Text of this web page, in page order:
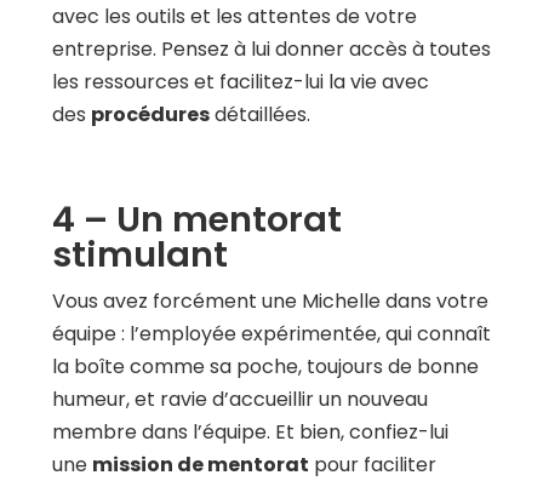
avec les outils et les attentes de votre
entreprise. Pensez à lui donner accès à toutes
les ressources et facilitez-lui la vie avec
des procéduresdétaillées.
4 – Un mentorat
stimulant
Vous avez forcément une Michelle dans votre
équipe : l’employée expérimentée, qui connaît
la boîte comme sa poche, toujours de bonne
humeur, et ravie d’accueillir un nouveau
membre dans l’équipe. Et bien, confiez-lui
une mission de mentorat pour faciliter